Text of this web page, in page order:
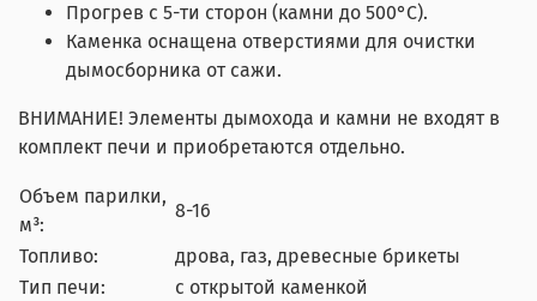
Прогрев с 5-ти сторон (камни до 500°С).
Каменка оснащена отверстиями для очистки
дымосборника от сажи.
ВНИМАНИЕ! Элементы дымохода и камни не входят в
комплект печи и приобретаются отдельно.
Объем парилки,
м³:
8-16
Топливо:
дрова, газ, древесные брикеты
Тип печи:
с открытой каменкой